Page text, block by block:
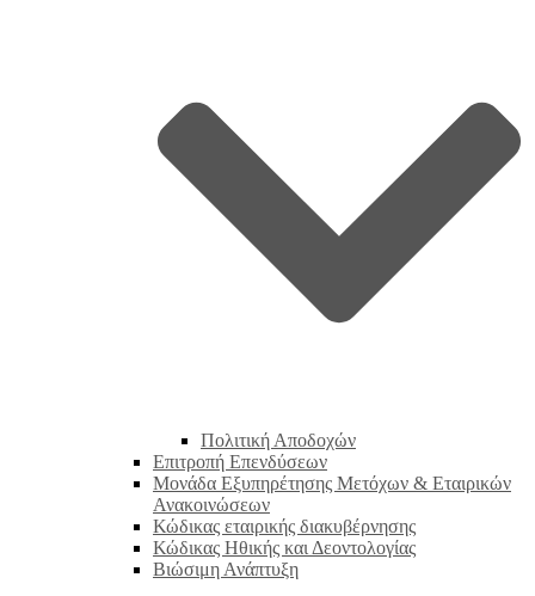
Πολιτική Αποδοχών
Επιτροπή Επενδύσεων
Μονάδα Εξυπηρέτησης Μετόχων & Εταιρικών
Ανακοινώσεων
Κώδικας εταιρικής διακυβέρνησης
Κώδικας Ηθικής και Δεοντολογίας
Βιώσιμη Ανάπτυξη